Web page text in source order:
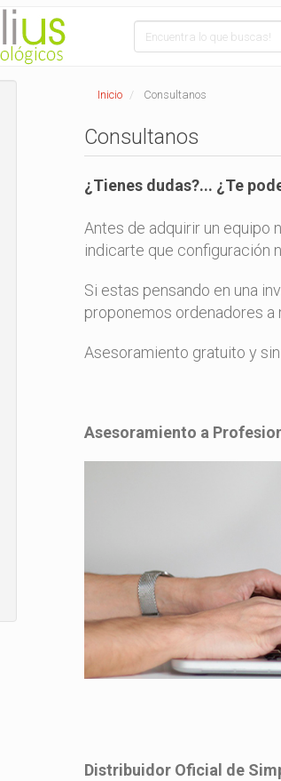
Inicio Consultanos
Consultanos
¿Tienes dudas?... ¿Te
Antes de adquirir un equipo
indicarte que configuración
Si estas pensando en una
proponemos ordenadores a
Asesoramiento gratuito y
Asesoramiento a
Distribuidor Oficial de